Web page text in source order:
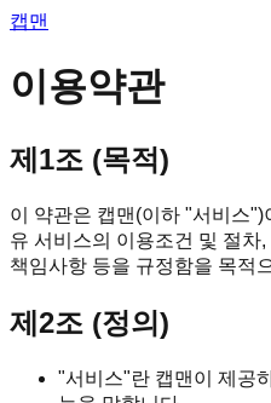
캡맨
이용약관
제1조 (목적)
이 약관은 캡맨(이하 "서비스
유 서비스의 이용조건 및 절차
책임사항 등을 규정함을 목적
제2조 (정의)
"서비스"란 캡맨이 제공